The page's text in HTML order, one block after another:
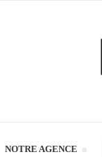
NOTRE AGENCE